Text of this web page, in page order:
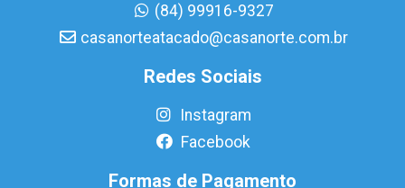
(84) 99916-9327
casanorteatacado@casanorte.com.br
Redes Sociais
Instagram
Facebook
Formas de Pagamento